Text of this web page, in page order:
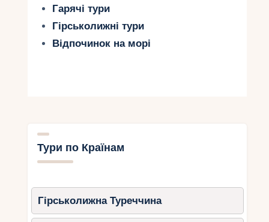
Гарячі тури
Гірськолижні тури
Відпочинок на морі
Тури по Країнам
Гірськолижна Туреччина